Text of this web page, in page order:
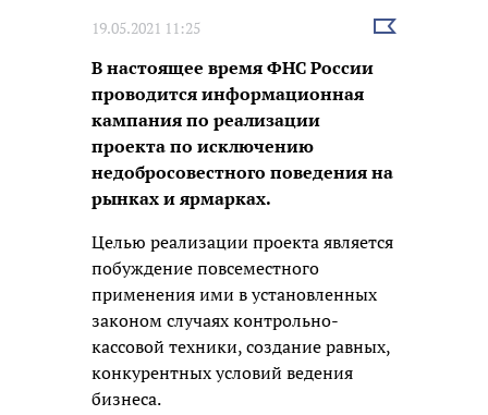
19.05.2021 11:25
Выбрать
В настоящее время ФНС России
проводится информационная
кампания по реализации
проекта по исключению
недобросовестного поведения на
рынках и ярмарках.
Целью реализации проекта является
побуждение повсеместного
применения ими в установленных
законом случаях контрольно-
кассовой техники, создание равных,
конкурентных условий ведения
бизнеса.